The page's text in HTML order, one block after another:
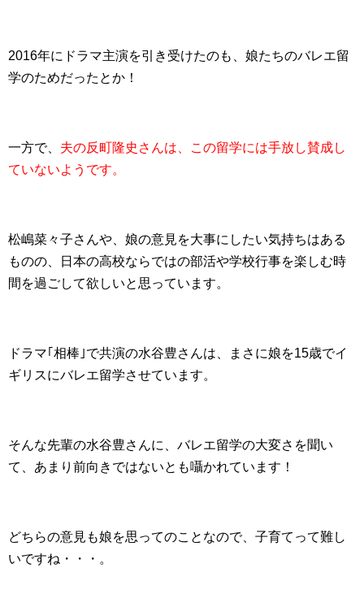
2016年にドラマ主演を引き受けたのも、娘たちのバレエ留
学のためだったとか！
一方で、 夫の反町隆史さんは、この留学には手放し賛成し
ていないようです。
松嶋菜々子さんや、娘の意見を大事にしたい気持ちはある
ものの、日本の高校ならではの部活や学校行事を楽しむ時
間を過ごして欲しいと思っています。
ドラマ｢相棒｣で共演の水谷豊さんは、まさに娘を15歳でイ
ギリスにバレエ留学させています。
そんな先輩の水谷豊さんに、バレエ留学の大変さを聞い
て、あまり前向きではないとも囁かれています！
どちらの意見も娘を思ってのことなので、子育てって難し
いですね・・・。